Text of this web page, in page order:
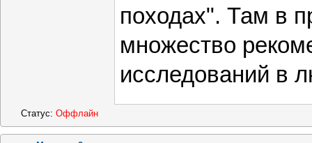
походах". Там в
множество
исследований в
Статус: Оффлайн